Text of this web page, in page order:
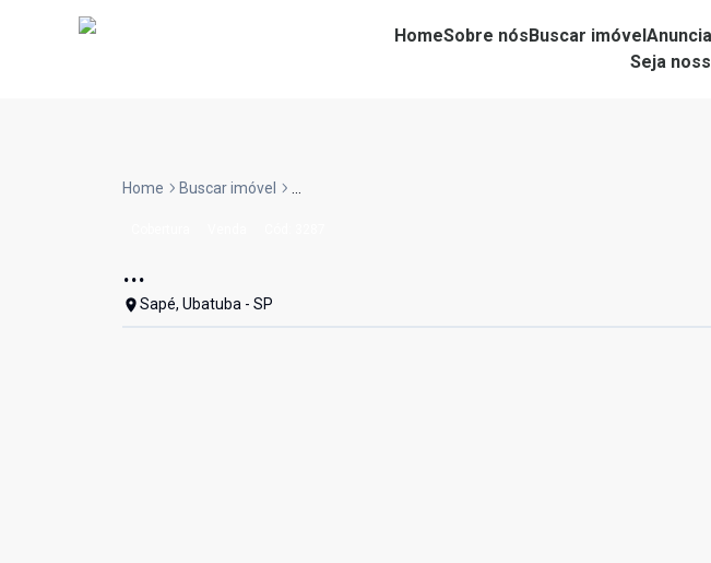
HomeSobre nósBuscar imóvel
Seja
Home Buscar imóvel ...
...
Sapé, Ubatuba - SP